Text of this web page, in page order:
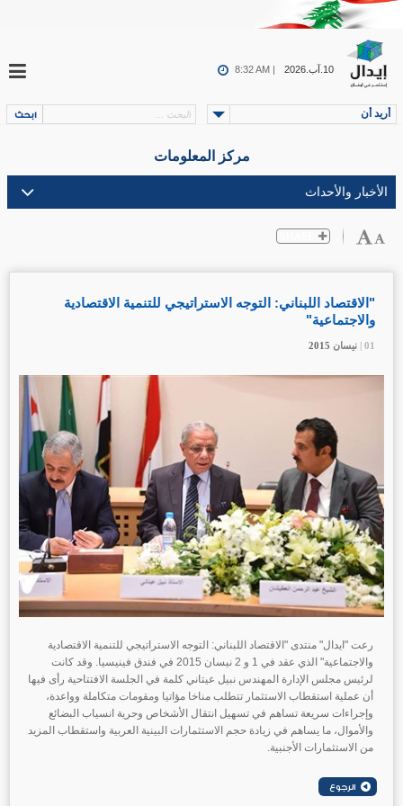
10.آب.2026 8:32 AM |
أريد أن
مركز المعلومات
01 | نيسان
"الاقتصاد اللبناني: التوجه الاستراتيجي للتنمية الاقتصادية
والاجتماعية"
01 | نيسان 01 | نيسان
رعت "ايدال" منتدى "الاقتصاد اللبناني: التوجه الاستراتيجي للتنمية الاقتصادية
والاجتماعية" الذي عقد في 1 و 2 نيسان 2015 في فندق فينيسيا. وقد كانت
لرئيس مجلس الإدارة المهندس نبيل عيتاني كلمة في الجلسة الافتتاحية رأى فيها
أن عملية استقطاب الاستثمار تتطلب مناخا مؤاتيا ومقومات متكاملة وواعدة،
وإجراءات سريعة تساهم في تسهيل انتقال الأشخاص وحرية انسياب البضائع
والأموال، ما يساهم في زيادة حجم الاستثمارات البينية العربية واستقطاب المزيد
من الاستثمارات الأجنبية.